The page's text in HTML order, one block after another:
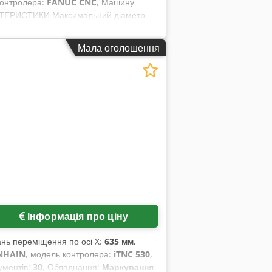
Максимальний діаметр
52 мм Максимальна
управління: FANUC CNC Вага
год. Напруга: змінний струм 380 В
навантаженні: 22,74 А
(за даними виробника):
Мала оголошення
Інформація про ціну
переміщення по осі X: 635 мм,
, модель контролера: iTNC 530,
30, Обладнання: Маркування